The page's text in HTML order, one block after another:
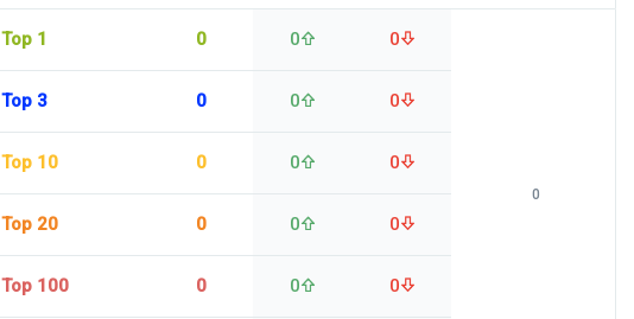
Top 1 0 0 0
Top 3 0 0 0
Top 10 0 0 0
Top 20 0 0 0
Top 100 0 0 0
0